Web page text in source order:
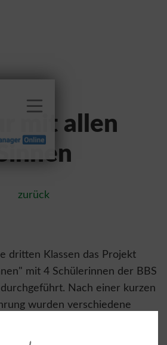
mit allen
zurück
dritten Klassen das Projekt
mit 4 Schülerinnen der BBS
Nach einer kurzen
wurden verschiedene
und erlebt werden